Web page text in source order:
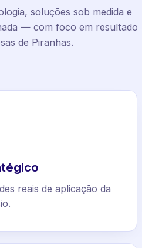
soluções sob medida e
— com foco em resultado
de Piranhas.
reais de aplicação da